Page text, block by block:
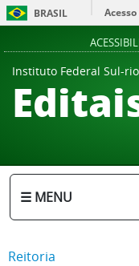
BRASIL
Instituto Federal Sul-
☰ MENU
Reitoria